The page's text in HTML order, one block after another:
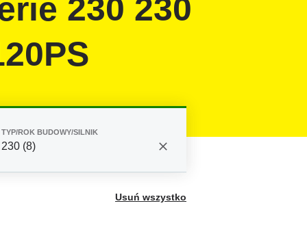
English
Polski
230 230
TYP/ROK BUDOWY/SILNIK
230 (8)
Usuń wszystko